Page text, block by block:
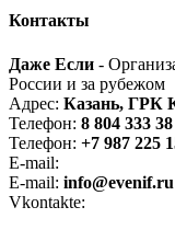
Контакты
Даже Если -
России и за рубежом
Адрес: Казань, ГРК
Телефон: 8 804 333
Телефон: +7 987 225
E-mail:
E-mail: info@evenif.ru
Vkontakte: